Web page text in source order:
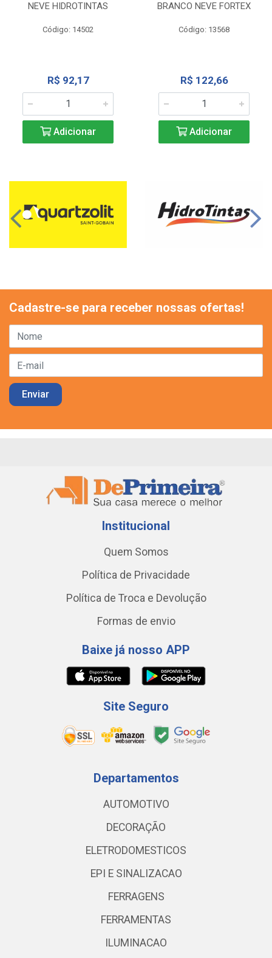
NEVE HIDROTINTAS
Código: 14502
R$ 92,17
Adicionar
BRANCO NEVE FORTEX
Código: 13568
R$ 122,66
Adicionar
Cadastre-se para receber nossas ofertas!
Institucional
Quem Somos
Política de Privacidade
Política de Troca e Devolução
Formas de envio
Baixe já nosso APP
Site Seguro
Departamentos
AUTOMOTIVO
DECORAÇÃO
ELETRODOMESTICOS
EPI E SINALIZACAO
FERRAGENS
FERRAMENTAS
ILUMINACAO